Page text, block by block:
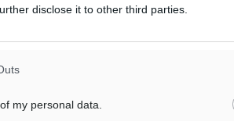
disclose it to other third parties.
my personal data.
δημόσιοι υπάλληλοι από το
λογοδοσίας των δημοσίων